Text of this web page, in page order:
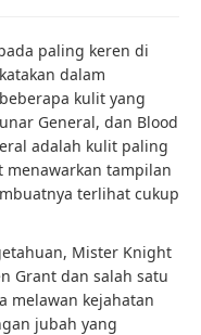
paling keren di
dalam
kulit yang
General, dan Blood
adalah kulit paling
tampilan
terlihat cukup
Mister Knight
Grant dan salah satu
melawan kejahatan
jubah yang